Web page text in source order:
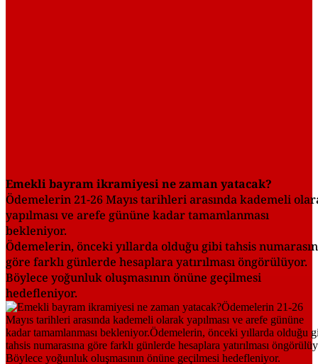
Emekli bayram ikramiyesi ne zaman yatacak?
Ödemelerin 21-26 Mayıs tarihleri arasında kademeli
yapılması ve arefe gününe kadar tamamlanması
bekleniyor.
Ödemelerin, önceki yıllarda olduğu gibi tahsis
göre farklı günlerde hesaplara yatırılması öngörülüyor.
Böylece yoğunluk oluşmasının önüne geçilmesi
hedefleniyor.